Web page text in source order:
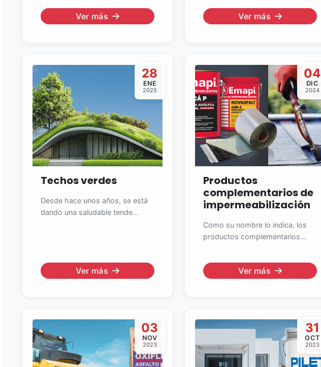
Ver más Ver más
28
ENE
2025
Techos verdes
Desde hace unos años, se está
dando una saludable tende...
Ver más
04
DIC
2024
Productos
complementarios de
impermeabilización
Como su nombre lo indica, los
productos complementarios...
Ver más
03
NOV
2023
31
OCT
2023